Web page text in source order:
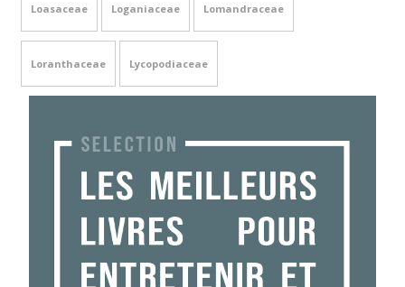
Loasaceae Loganiaceae Lomandraceae
Loranthaceae Lycopodiaceae